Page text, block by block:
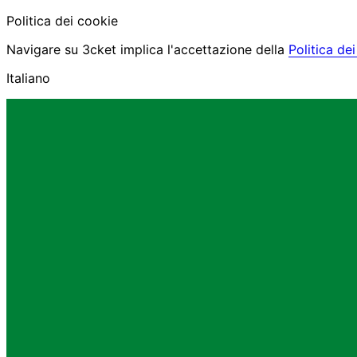
Politica dei cookie
Navigare su 3cket implica l'accettazione della Politica
Italiano